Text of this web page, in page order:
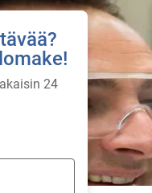
24